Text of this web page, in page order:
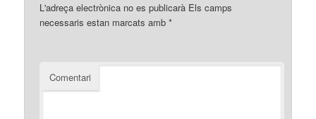
L'adreça electrònica no es publicarà Els camps
necessaris estan marcats amb*
Comentari